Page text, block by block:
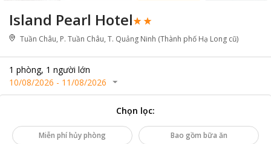
Island Pearl Hotel
Tuần Châu, P. Tuần Châu, T. Quảng Ninh (Thành phố Hạ Long cũ)
1 phòng, 1 người lớn
10/08/2026 - 11/08/2026
Chọn lọc:
Miễn phí hủy phòng Bao gồm bữa ăn